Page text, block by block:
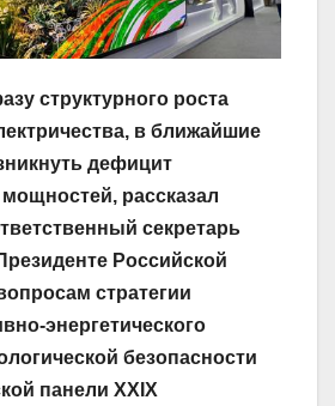
структурного роста
в ближайшие
дефицит
рассказал
секретарь
Российской
стратегии
энергетического
безопасности
панели XXIX